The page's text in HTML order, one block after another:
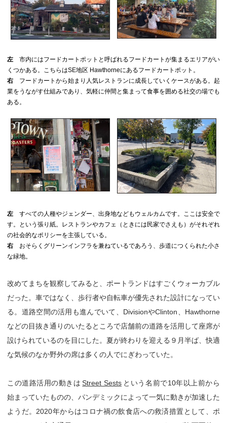
左 市内にはフードカートポットと呼ばれるフードカートが集まるエリアがい
くつかある。こちらはSE地区 Hawthorneにあるフードカートポット。
右 フードカートから始まり人気レストランに成長していくケースがある。起
業をうながす仕組みであり、気軽に仲間と集まって食事を囲める社交の場でも
ある。
左 すべての人種やジェンダー、出身地などもウェルカムです。ここは安全で
す。という張り紙。レストランやカフェ（ときには民家でさえも）がそれぞれ
の社会的なポリシーを主張している。
右 おそらくグリーンインフラを兼ねているであろう、歩道につくられた小さ
な緑地。
改めてまちを観察してみると、ポートランドはすごくウォーカブル
だった。車ではなく、歩行者や自転車が優先された設計になってい
る。道路空間の活用も進んでいて、DivisionやClinton、Hawthorne
などの目抜き通りのいたるところで店舗前の道路を活用して座席が
設けられているのを目にした。夏が終わりを迎える９月半ば、快適
な気候のなか野外の席は多くの人でにぎわっていた。
この道路活用の動きは Street Sests という名前で10年以上前から
始まっていたものの、パンデミックによって一気に動きが加速した
ようだ。2020年からはコロナ禍の飲食店への救済措置として、ポ